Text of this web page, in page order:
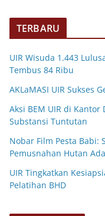
TERBARU
UIR Wisuda 1.443
Tembus 84 Ribu
AKLaMASI UIR Sukses
Aksi BEM UIR di Kantor
Substansi Tuntutan
Nobar Film Pesta Babi:
Pemusnahan Hutan
UIR Tingkatkan
Pelatihan BHD